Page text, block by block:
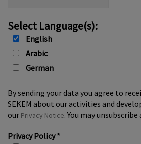
Select Language(s):
English
Arabic
German
By sending your data you agree to
SEKEM about our activities and
our Privacy Notice. You may
Privacy Policy*